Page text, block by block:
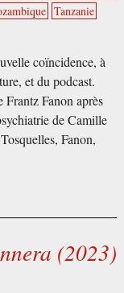
Tanzanie
coïncidence, à
et du podcast.
Fanon après
de Camille
Fanon,
(2023)